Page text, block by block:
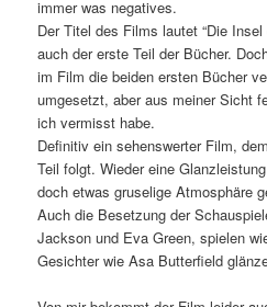
immer was negatives.
Der Titel des Films lautet “Die
auch der erste Teil der Bücher.
im Film die beiden ersten Bücher
umgesetzt, aber aus meiner Sicht
ich vermisst habe.
Definitiv ein sehenswerter Film,
Teil folgt. Wieder eine
doch etwas gruselige Atmosphäre
Auch die Besetzung der
Jackson und Eva Green, spielen
Gesichter wie Asa Butterfield